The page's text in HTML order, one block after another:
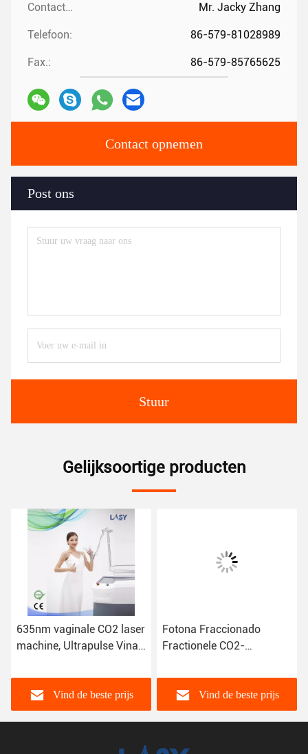
Contactpersonen: Mr. Jacky Zhang
Telefoon: 86-579-81028989
Fax.: 86-579-85765625
Contact opnemen
Post ons
Stuur
Gelijksoortige producten
635nm vaginale CO2 laser
machine, Ultrapulse Vina
Vind de beste prijs
Fotona Fraccionado
Fractionele CO2-
verjonging Dermatologie
Vind de beste prijs